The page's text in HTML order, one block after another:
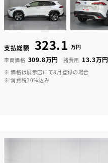
支払総額 323.1 万円
車両価格 309.8万円 諸費用 13.3万円
※ 価格は展示店にて8月登録の場合
※ 消費税10％込み